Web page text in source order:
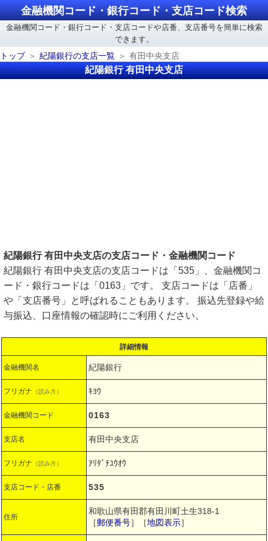
金融機関コード・銀行コード・支店コード検索
金融機関コード・銀行コード・支店コードや店番、支店番号を簡単に検索
できます。
トップ
紀陽銀行の支店一覧 有田中央支店
紀陽銀行 有田中央支店
紀陽銀行 有田中央支店の支店コード・金融機関コード
紀陽銀行 有田中央支店の支店コードは「535」、金融機関コ
ード・銀行コードは「0163」です。 支店コードは「店番」
や「支店番号」と呼ばれることもあります。 振込先登録や給
与振込、口座情報の確認時にご利用ください。
詳細情報
金融機関名 紀陽銀行
フリガナ （読み方） ｷﾖｳ
金融機関コード 0163
支店名 有田中央支店
フリガナ （読み方） ｱﾘﾀﾞﾁﾕｳｵｳ
支店コード・店番 535
住所
和歌山県有田郡有田川町土生318-1
［郵便番号］［地図表示］